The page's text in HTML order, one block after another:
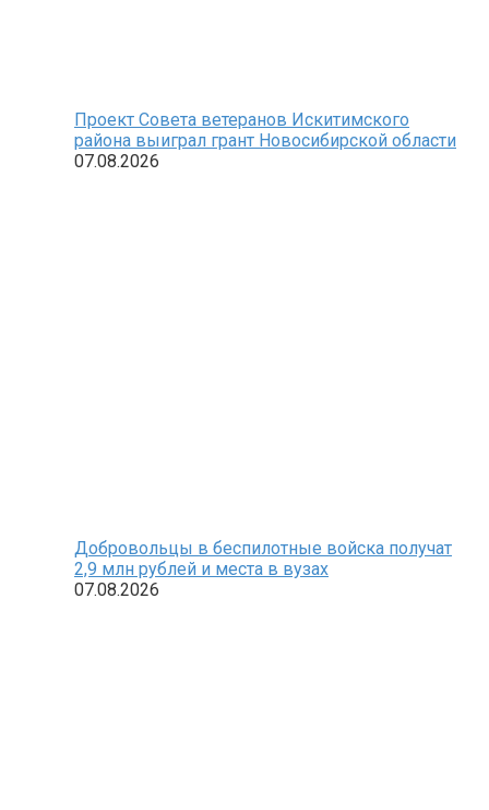
Проект Совета ветеранов Искитимского
района выиграл грант Новосибирской области
07.08.2026
Добровольцы в беспилотные войска получат
2,9 млн рублей и места в вузах
07.08.2026